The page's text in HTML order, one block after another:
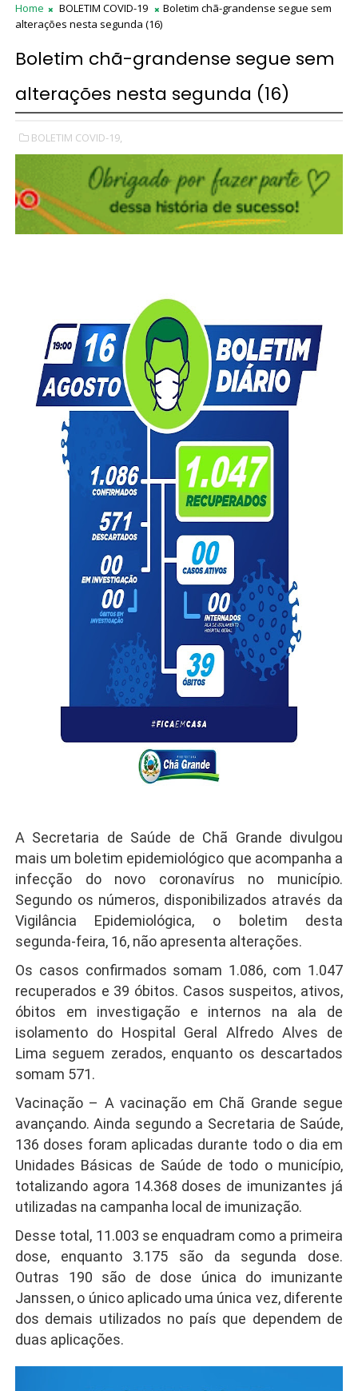
Home BOLETIM COVID-19
Boletim chã-grandense segue sem
alterações nesta segunda (16)
Boletim chã-grandense segue sem
alterações nesta segunda (16)
BOLETIM COVID-19,
A Secretaria de Saúde de Chã Grande divulgou
mais um boletim epidemiológico que acompanha a
infecção do novo coronavírus no município.
Segundo os números, disponibilizados através da
Vigilância Epidemiológica, o boletim desta
segunda-feira, 16, não apresenta alterações.
Os casos confirmados somam 1.086, com 1.047
recuperados e 39 óbitos. Casos suspeitos, ativos,
óbitos em investigação e internos na ala de
isolamento do Hospital Geral Alfredo Alves de
Lima seguem zerados, enquanto os descartados
somam 571.
Vacinação – A vacinação em Chã Grande segue
avançando. Ainda segundo a Secretaria de Saúde,
136 doses foram aplicadas durante todo o dia em
Unidades Básicas de Saúde de todo o município,
totalizando agora 14.368 doses de imunizantes já
utilizadas na campanha local de imunização.
Desse total, 11.003 se enquadram como a primeira
dose, enquanto 3.175 são da segunda dose.
Outras 190 são de dose única do imunizante
Janssen, o único aplicado uma única vez, diferente
dos demais utilizados no país que dependem de
duas aplicações.